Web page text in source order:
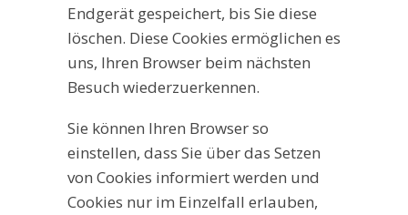
Endgerät gespeichert, bis Sie diese
löschen. Diese Cookies ermöglichen es
uns, Ihren Browser beim nächsten
Besuch wiederzuerkennen.
Sie können Ihren Browser so
einstellen, dass Sie über das Setzen
von Cookies informiert werden und
Cookies nur im Einzelfall erlauben,